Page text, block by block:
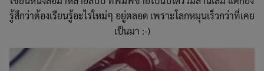
รู้สึกว่าต้องเรียนรู้อะไรใหม่ๆ อยู่ตลอด เพราะโลกหมุนเร็วกว่าที่เคย
เป็นมา :-)